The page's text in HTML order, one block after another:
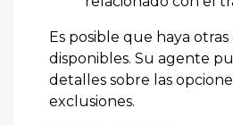
Es posible que haya
disponibles. Su agente
detalles sobre las
exclusiones.